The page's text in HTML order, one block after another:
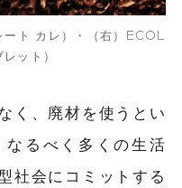
ト カレ）・（右）ECOL
ット）
く、廃材を使うとい
なるべく多くの生活
社会にコミットする